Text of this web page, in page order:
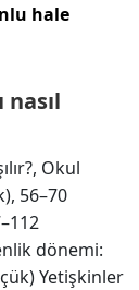
hale
nasıl
Okul
56–70
dönemi:
Yetişkinler